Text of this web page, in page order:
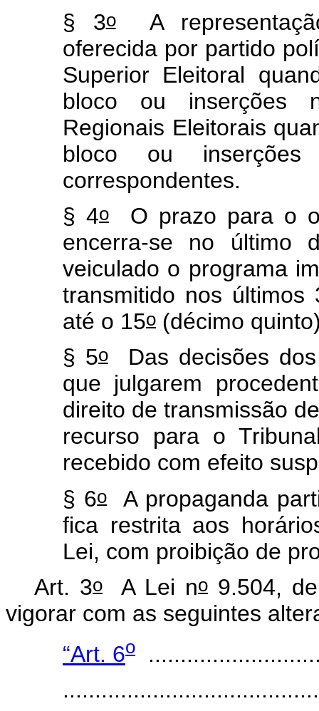
§ 3oA
oferecida por partido
Superior Eleitoral
bloco ou inserções
Regionais Eleitorais
bloco ou inserções
correspondentes.
§ 4o O prazo para o
encerra-se no último
veiculado o programa
transmitido nos
até o 15o (décimo
§ 5o Das decisões
que julgarem
direito de transmissão
recurso para o
recebido com efeito
§ 6oA propaganda
fica restrita aos
Lei, com proibição de
Art. 3o A Lei no 9.504,
vigorar com as seguintes
“Art. 6o